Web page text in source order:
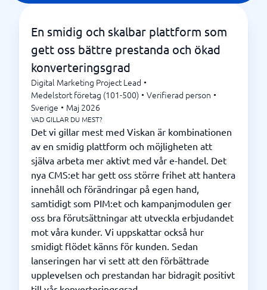
En smidig och skalbar plattform som
gett oss bättre prestanda och ökad
konverteringsgrad
Digital Marketing Project Lead •
Medelstort företag (101-500) • Verifierad person •
Sverige • Maj 2026
VAD GILLAR DU MEST?
Det vi gillar mest med Viskan är kombinationen
av en smidig plattform och möjligheten att
själva arbeta mer aktivt med vår e-handel. Det
nya CMS:et har gett oss större frihet att hantera
innehåll och förändringar på egen hand,
samtidigt som PIM:et och kampanjmodulen ger
oss bra förutsättningar att utveckla erbjudandet
mot våra kunder. Vi uppskattar också hur
smidigt flödet känns för kunden. Sedan
lanseringen har vi sett att den förbättrade
upplevelsen och prestandan har bidragit positivt